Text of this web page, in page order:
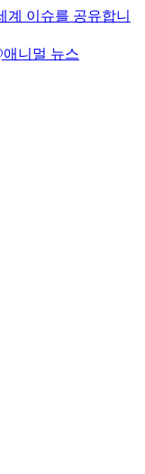
계 이슈를 공유합니
애니멀 뉴스